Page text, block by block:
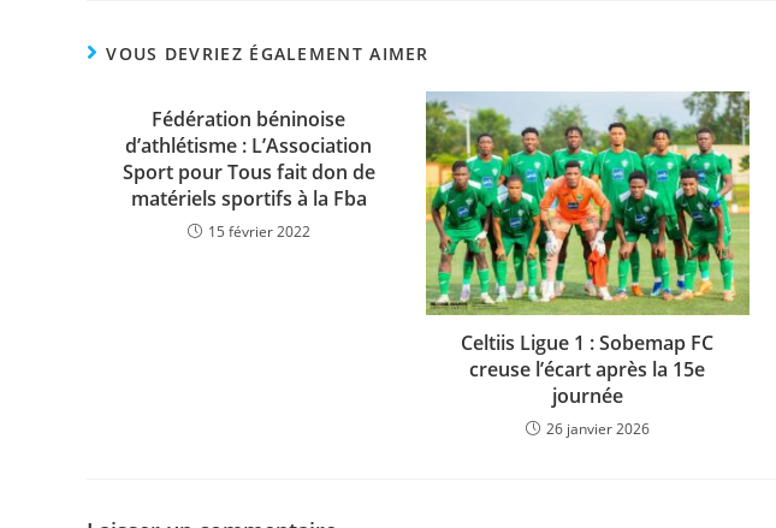
e
o
o
k
er s
p
p
y
n
k
g
VOUS DEVRIEZ ÉGALEMENT AIMER
Fédération béninoise
d’athlétisme : L’Association
Sport pour Tous fait don de
matériels sportifs à la Fba
15 février 2022
Celtiis Ligue 1 : Sobemap FC
creuse l’écart après la 15e
journée
26 janvier 2026